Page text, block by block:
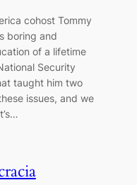
cohost Tommy
boring and
of a lifetime
Security
taught him two
issues, and we